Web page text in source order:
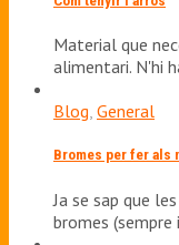
Material que
alimentari. N'hi
Blog, General
Bromes per fer als
Ja se sap que
bromes